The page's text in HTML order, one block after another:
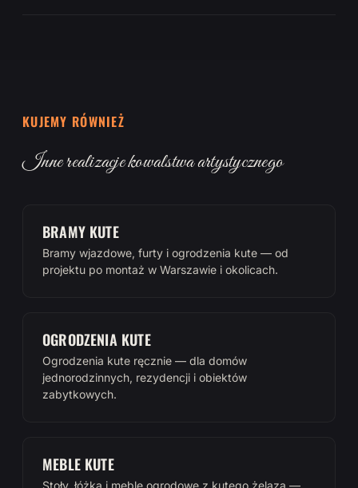
KUJEMY RÓWNIEŻ
Inne realizacje kowalstwa artystycznego
BRAMY KUTE
Bramy wjazdowe, furty i ogrodzenia kute — od
projektu po montaż w Warszawie i okolicach.
OGRODZENIA KUTE
Ogrodzenia kute ręcznie — dla domów
jednorodzinnych, rezydencji i obiektów
zabytkowych.
MEBLE KUTE
Stoły, łóżka i meble ogrodowe z kutego żelaza —